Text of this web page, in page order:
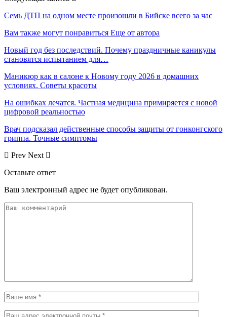
Семь ДТП на одном месте произошли в Бийске всего за час
Вам также могут понравиться Еще от автора
Новый год без последствий. Почему праздничные каникулы
становятся испытанием для…
Маникюр как в салоне к Новому году 2026 в домашних
условиях. Советы красоты
На ошибках лечатся. Частная медицина примиряется с новой
цифровой реальностью
Врач подсказал действенные способы защиты от гонконгского
гриппа. Точные симптомы
Prev Next
Оставьте ответ
Ваш электронный адрес не будет опубликован.